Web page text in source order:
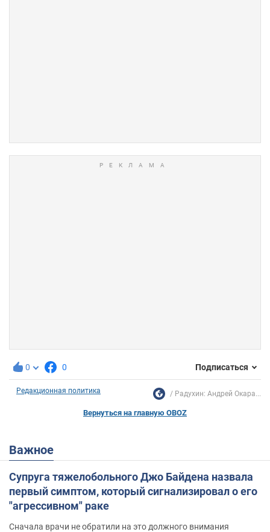
0 0 Подписаться
Редакционная политика Радухин: Андрей Окара...
Вернуться на главную OBOZ
Важное
Супруга тяжелобольного Джо Байдена назвала
первый симптом, который сигнализировал о его
"агрессивном" раке
Сначала врачи не обратили на это должного внимания